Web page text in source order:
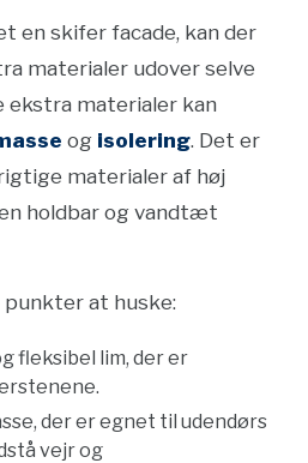
en skifer facade, kan der
materialer udover selve
ekstra materialer kan
og isolering. Det er
materialer af høj
holdbar og vandtæt
at huske:
fleksibel lim, der er
der er egnet til udendørs
vejr og